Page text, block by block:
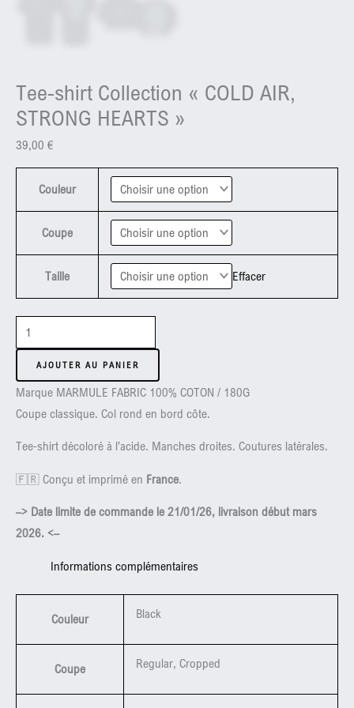
Tee-shirt Collection « COLD AIR,
STRONG HEARTS »
39,00 €
Couleur
Coupe
Taille Effacer
quantité
de
shirt
Collection
AIR,
STRONG
AJOUTER AU PANIER
Marque MARMULE FABRIC 100% COTON / 180G
Coupe classique. Col rond en bord côte.
Tee-shirt décoloré à l’acide. Manches droites. Coutures latérales.
🇫🇷 Conçu et imprimé en France.
–> Date limite de commande le 21/01/26, livraison début mars
2026. <–
Informations complémentaires
Couleur Black
Coupe Regular, Cropped